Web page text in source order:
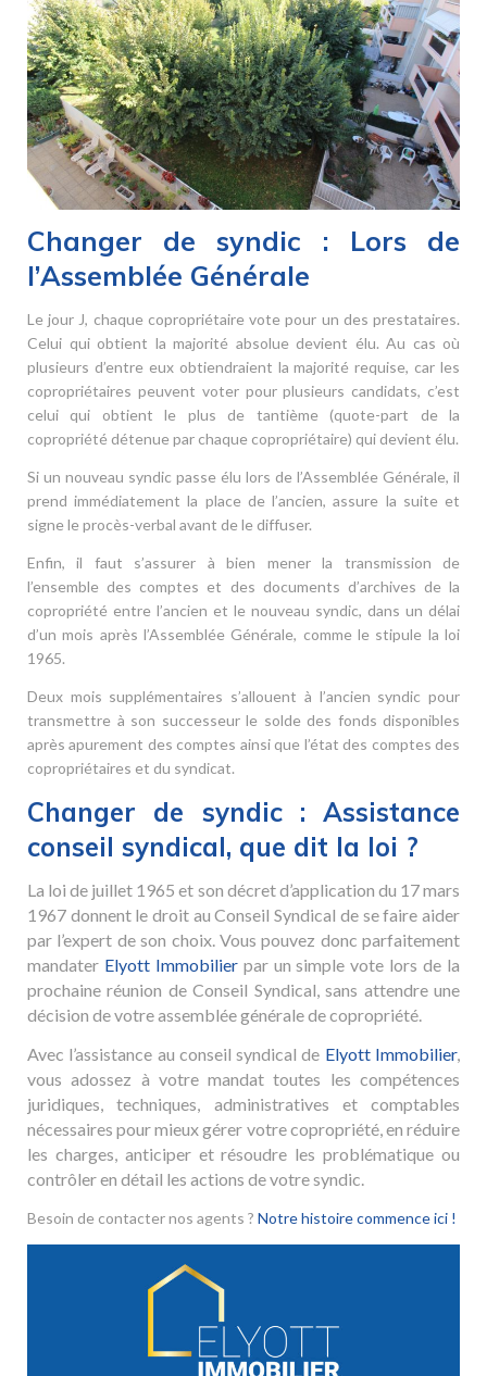
Changer de syndic : Lors de
l’Assemblée Générale
Le jour J, chaque copropriétaire vote pour un des prestataires.
Celui qui obtient la majorité absolue devient élu. Au cas où
plusieurs d’entre eux obtiendraient la majorité requise, car les
copropriétaires peuvent voter pour plusieurs candidats, c’est
celui qui obtient le plus de tantième (quote-part de la
copropriété détenue par chaque copropriétaire) qui devient élu.
Si un nouveau syndic passe élu lors de l’Assemblée Générale, il
prend immédiatement la place de l’ancien, assure la suite et
signe le procès-verbal avant de le diffuser.
Enfin, il faut s’assurer à bien mener la transmission de
l’ensemble des comptes et des documents d’archives de la
copropriété entre l’ancien et le nouveau syndic, dans un délai
d’un mois après l’Assemblée Générale, comme le stipule la loi
1965.
Deux mois supplémentaires s’allouent à l’ancien syndic pour
transmettre à son successeur le solde des fonds disponibles
après apurement des comptes ainsi que l’état des comptes des
copropriétaires et du syndicat.
Changer de syndic : Assistance
conseil syndical, que dit la loi ?
La loi de juillet 1965 et son décret d’application du 17 mars
1967 donnent le droit au Conseil Syndical de se faire aider
par l’expert de son choix. Vous pouvez donc parfaitement
mandater Elyott Immobilierpar un simple vote lors de la
prochaine réunion de Conseil Syndical, sans attendre une
décision de votre assemblée générale de copropriété.
Avec l’assistance au conseil syndical de Elyott Immobilier,
vous adossez à votre mandat toutes les compétences
juridiques, techniques, administratives et comptables
nécessaires pour mieux gérer votre copropriété, en réduire
les charges, anticiper et résoudre les problématique ou
contrôler en détail les actions de votre syndic.
Besoin de contacter nos agents ? Notre histoire commence ici !